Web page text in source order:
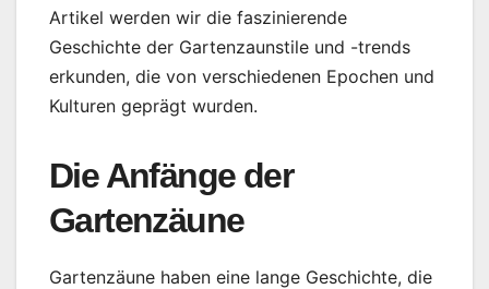
Artikel werden wir die faszinierende
Geschichte der Gartenzaunstile und -trends
erkunden, die von verschiedenen Epochen und
Kulturen geprägt wurden.
Die Anfänge der
Gartenzäune
Gartenzäune haben eine lange Geschichte, die